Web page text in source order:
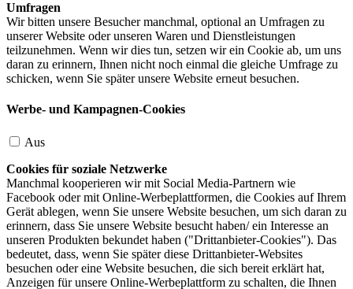
Umfragen
Wir bitten unsere Besucher manchmal, optional an Umfragen zu
unserer Website oder unseren Waren und Dienstleistungen
teilzunehmen. Wenn wir dies tun, setzen wir ein Cookie ab, um uns
daran zu erinnern, Ihnen nicht noch einmal die gleiche Umfrage zu
schicken, wenn Sie später unsere Website erneut besuchen.
Werbe- und Kampagnen-Cookies
Aus
Cookies für soziale Netzwerke
Manchmal kooperieren wir mit Social Media-Partnern wie
Facebook oder mit Online-Werbeplattformen, die Cookies auf Ihrem
Gerät ablegen, wenn Sie unsere Website besuchen, um sich daran zu
erinnern, dass Sie unsere Website besucht haben/ ein Interesse an
unseren Produkten bekundet haben ("Drittanbieter-Cookies"). Das
bedeutet, dass, wenn Sie später diese Drittanbieter-Websites
besuchen oder eine Website besuchen, die sich bereit erklärt hat,
Anzeigen für unsere Online-Werbeplattform zu schalten, die Ihnen